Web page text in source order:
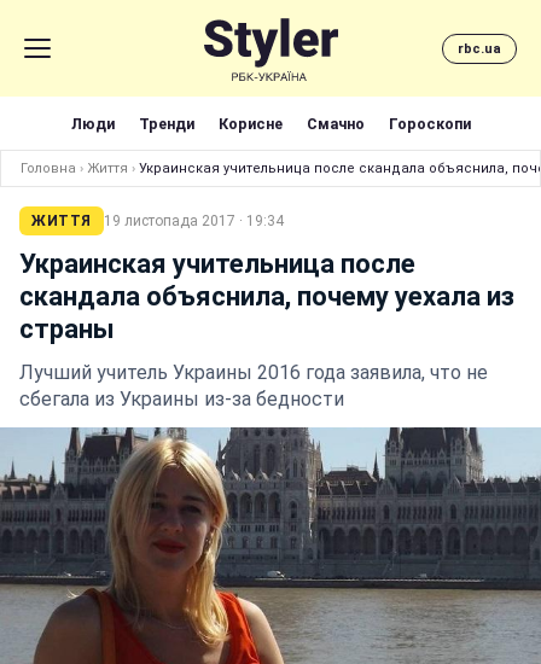
rbc.ua
Люди Тренди Корисне Смачно Гороскопи
Головна › Життя › Украинская учительница после скандала объяснила,
ЖИТТЯ 19 листопада 2017 · 19:34
Украинская учительница после
скандала объяснила, почему уехала из
страны
Лучший учитель Украины 2016 года заявила, что не
сбегала из Украины из-за бедности